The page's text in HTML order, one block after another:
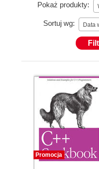
Pokaż produkty:
Sortuj wg: Data
Promocja